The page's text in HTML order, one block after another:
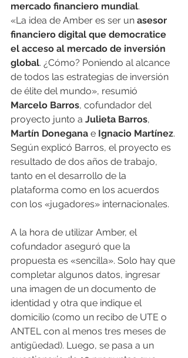
mercado financiero mundial.
«La idea de Amber es ser un asesor
financiero digital que democratice
el acceso al mercado de inversión
global. ¿Cómo? Poniendo al alcance
de todos las estrategias de inversión
de élite del mundo», resumió
Marcelo Barros, cofundador del
proyecto junto a Julieta Barros,
Martín Donegana e Ignacio Martínez.
Según explicó Barros, el proyecto es
resultado de dos años de trabajo,
tanto en el desarrollo de la
plataforma como en los acuerdos
con los «jugadores» internacionales.
A la hora de utilizar Amber, el
cofundador aseguró que la
propuesta es «sencilla». Solo hay que
completar algunos datos, ingresar
una imagen de un documento de
identidad y otra que indique el
domicilio (como un recibo de UTE o
ANTEL con al menos tres meses de
antigüedad). Luego, se pasa a un